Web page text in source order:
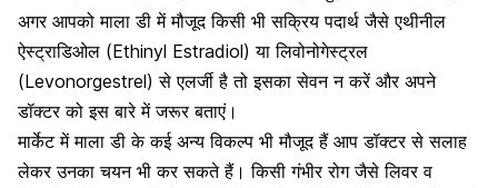
अगर आपको माला डी में मौजूद किसी भी सक्रिय पदार्थ जैसे एथीनील
ऐस्ट्राडिओल (Ethinyl Estradiol) या लिवोनोगेस्ट्रल
(Levonorgestrel) से एलर्जी है तो इसका सेवन न करें और अपने
डॉक्टर को इस बारे में जरूर बताएं।
मार्केट में माला डी के कई अन्य विकल्प भी मौजूद हैं आप डॉक्टर से सलाह
लेकर उनका चयन भी कर सकते हैं। किसी गंभीर रोग जैसे लिवर व